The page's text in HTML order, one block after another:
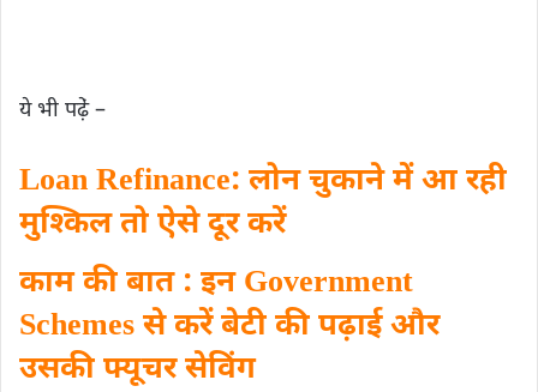
ये भी पढे़ं –
Loan Refinance: लोन चुकाने में आ रही
मुश्किल तो ऐसे दूर करें
काम की बात : इन Government
Schemes से करें बेटी की पढ़ाई और
उसकी फ्यूचर सेविंग